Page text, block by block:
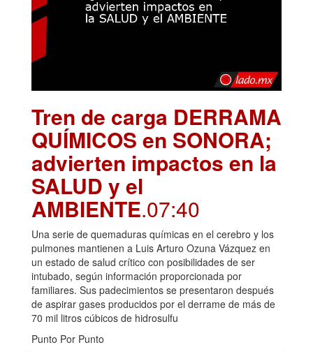
Tren de carga DERRAMA
QUÍMICOS en SONORA;
advierten impactos en la
SALUD y el
AMBIENTE.07:40
Una serie de quemaduras químicas en el cerebro y los
pulmones mantienen a Luis Arturo Ozuna Vázquez en
un estado de salud crítico con posibilidades de ser
intubado, según información proporcionada por
familiares. Sus padecimientos se presentaron después
de aspirar gases producidos por el derrame de más de
70 mil litros cúbicos de hidrosulfu
Punto Por Punto